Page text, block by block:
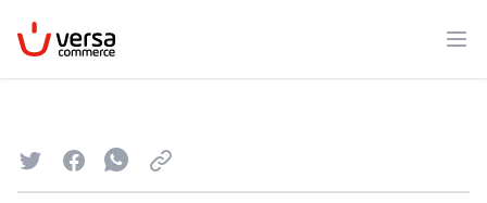
VersaCommerce
TwitterFacebookWhatsapp
Email